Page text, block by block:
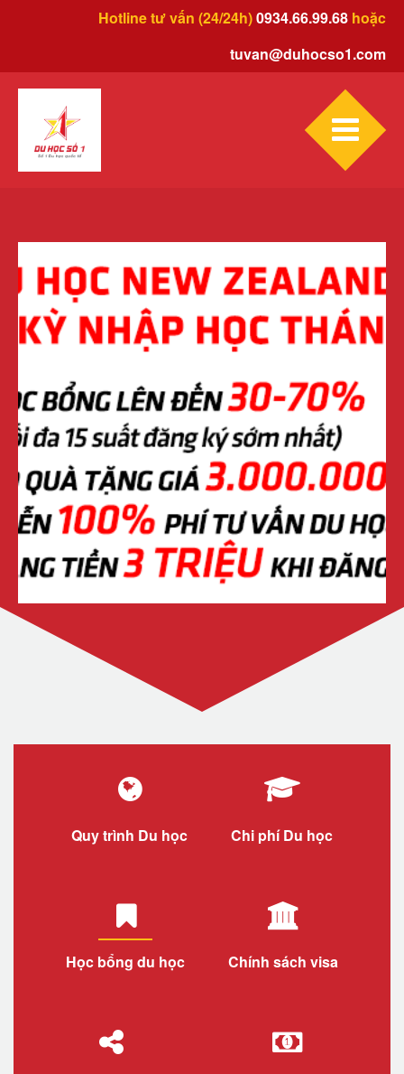
Hotline tư vấn (24/24h)0934.66.99.68 hoặc
tuvan@duhocso1.com
Quy trình Du học Chi phí Du học
Học bổng du học Chính sách visa